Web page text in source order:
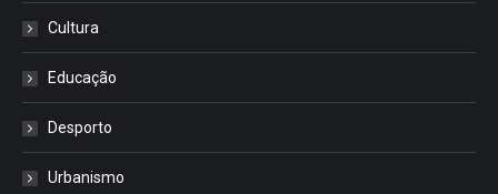
Cultura
Educação
Desporto
Urbanismo